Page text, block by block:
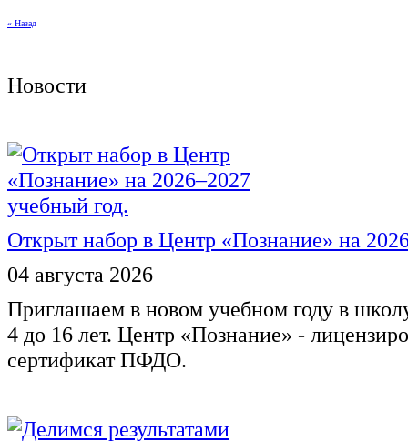
« Назад
Новости
Открыт набор в Центр «Познание» на
04 августа 2026
Приглашаем в новом учебном году в
4 до 16 лет. Центр «Познание» -
сертификат ПФДО.